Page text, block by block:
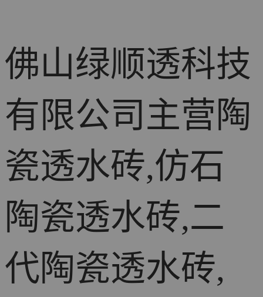
佛山绿顺透科技
有限公司主营陶
瓷透水砖,仿石
陶瓷透水砖,二
代陶瓷透水砖,
施工现场案
LEC瓷质透
水花岗岩
仿石陶瓷透
水砖
陶瓷透水砖